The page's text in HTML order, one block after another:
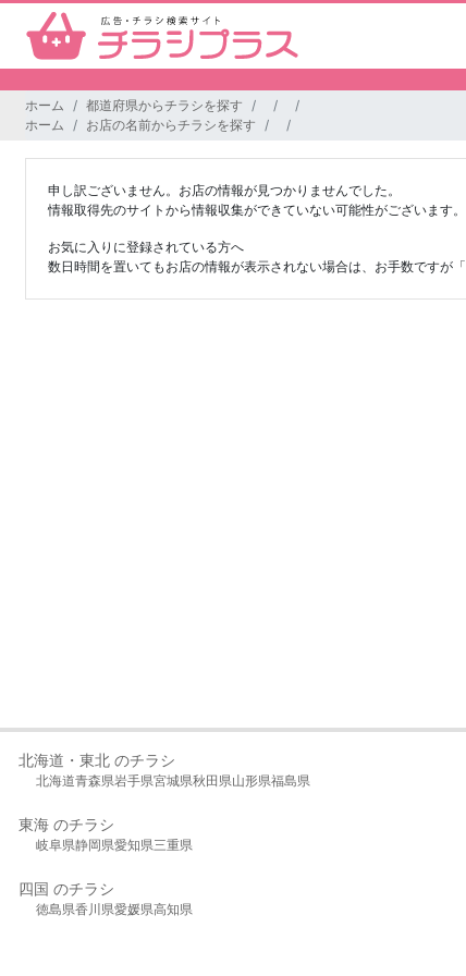
ホーム
都道府県からチラシを探す
ホーム
お店の名前からチラシを探す
申し訳ございません。お店の情報が見つかりませんでした。
情報取得先のサイトから情報収集ができていない可能性がございます。
お気に入りに登録されている方へ
数日時間を置いてもお店の情報が表示されない場合は、お手数ですが「
北海道・東北 のチラシ
北海道青森県岩手県宮城県秋田県山形県福島県
東海 のチラシ
岐阜県静岡県愛知県三重県
四国 のチラシ
徳島県香川県愛媛県高知県